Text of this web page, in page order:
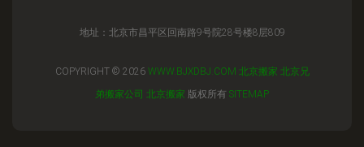
地址：北京市昌平区回南路9号院28号楼8层809
COPYRIGHT © 2026 WWW.BJXDBJ.COM 北京搬家 北京兄
弟搬家公司 北京搬家 版权所有 SITEMAP